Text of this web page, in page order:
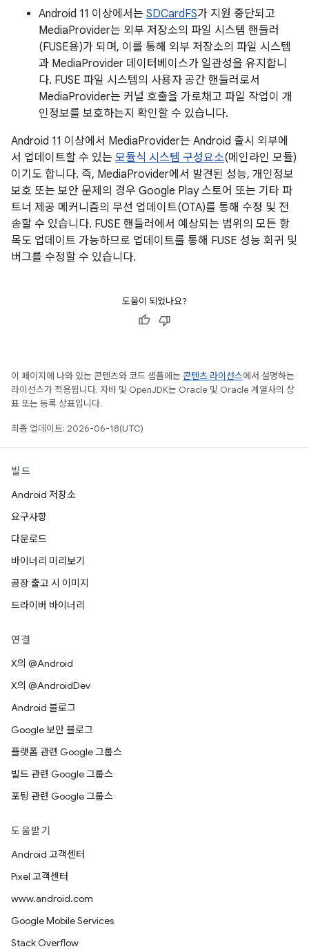
Android 11 이상에서는 SDCardFS가 지원 중단되고
MediaProvider는 외부 저장소의 파일 시스템 핸들러
(FUSE용)가 되며, 이를 통해 외부 저장소의 파일 시스템
과 MediaProvider 데이터베이스가 일관성을 유지합니
다. FUSE 파일 시스템의 사용자 공간 핸들러로서
MediaProvider는 커널 호출을 가로채고 파일 작업이 개
인정보를 보호하는지 확인할 수 있습니다.
Android 11 이상에서 MediaProvider는 Android 출시 외부에
서 업데이트할 수 있는 모듈식 시스템 구성요소(메인라인 모듈)
이기도 합니다. 즉, MediaProvider에서 발견된 성능, 개인정보
보호 또는 보안 문제의 경우 Google Play 스토어 또는 기타 파
트너 제공 메커니즘의 무선 업데이트(OTA)를 통해 수정 및 전
송할 수 있습니다. FUSE 핸들러에서 예상되는 범위의 모든 항
목도 업데이트 가능하므로 업데이트를 통해 FUSE 성능 회귀 및
버그를 수정할 수 있습니다.
도움이 되었나요?
이 페이지에 나와 있는 콘텐츠와 코드 샘플에는 콘텐츠 라이선스에서 설명하는
라이선스가 적용됩니다. 자바 및 OpenJDK는 Oracle 및 Oracle 계열사의 상
표 또는 등록 상표입니다.
최종 업데이트: 2026-06-18(UTC)
빌드
Android 저장소
요구사항
다운로드
바이너리 미리보기
공장 출고 시 이미지
드라이버 바이너리
연결
X의 @Android
X의 @AndroidDev
Android 블로그
Google 보안 블로그
플랫폼 관련 Google 그룹스
빌드 관련 Google 그룹스
포팅 관련 Google 그룹스
도움받기
Android 고객센터
Pixel 고객센터
www.android.com
Google Mobile Services
Stack Overflow